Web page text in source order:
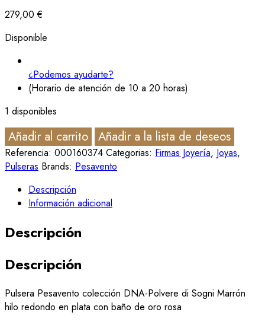
279,00€
Disponible
¿Podemos ayudarte?
(Horario de atención de 10 a 20 horas)
1 disponibles
Añadir al carrito Añadir a la lista de deseos
Referencia: 000160374 Categorias: Firmas Joyería, Joyas,
Pulseras Brands: Pesavento
Descripción
Información adicional
Descripción
Descripción
Pulsera Pesavento colección DNA-Polvere di Sogni Marrón
hilo redondo en plata con baño de oro rosa